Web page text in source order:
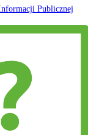
Publicznej